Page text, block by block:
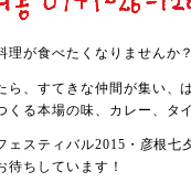
理が食べたくなりませんか
ら、すてきな仲間が集い
くる本場の味、カレー、タ
ェスティバル2015・彦根
待ちしています！